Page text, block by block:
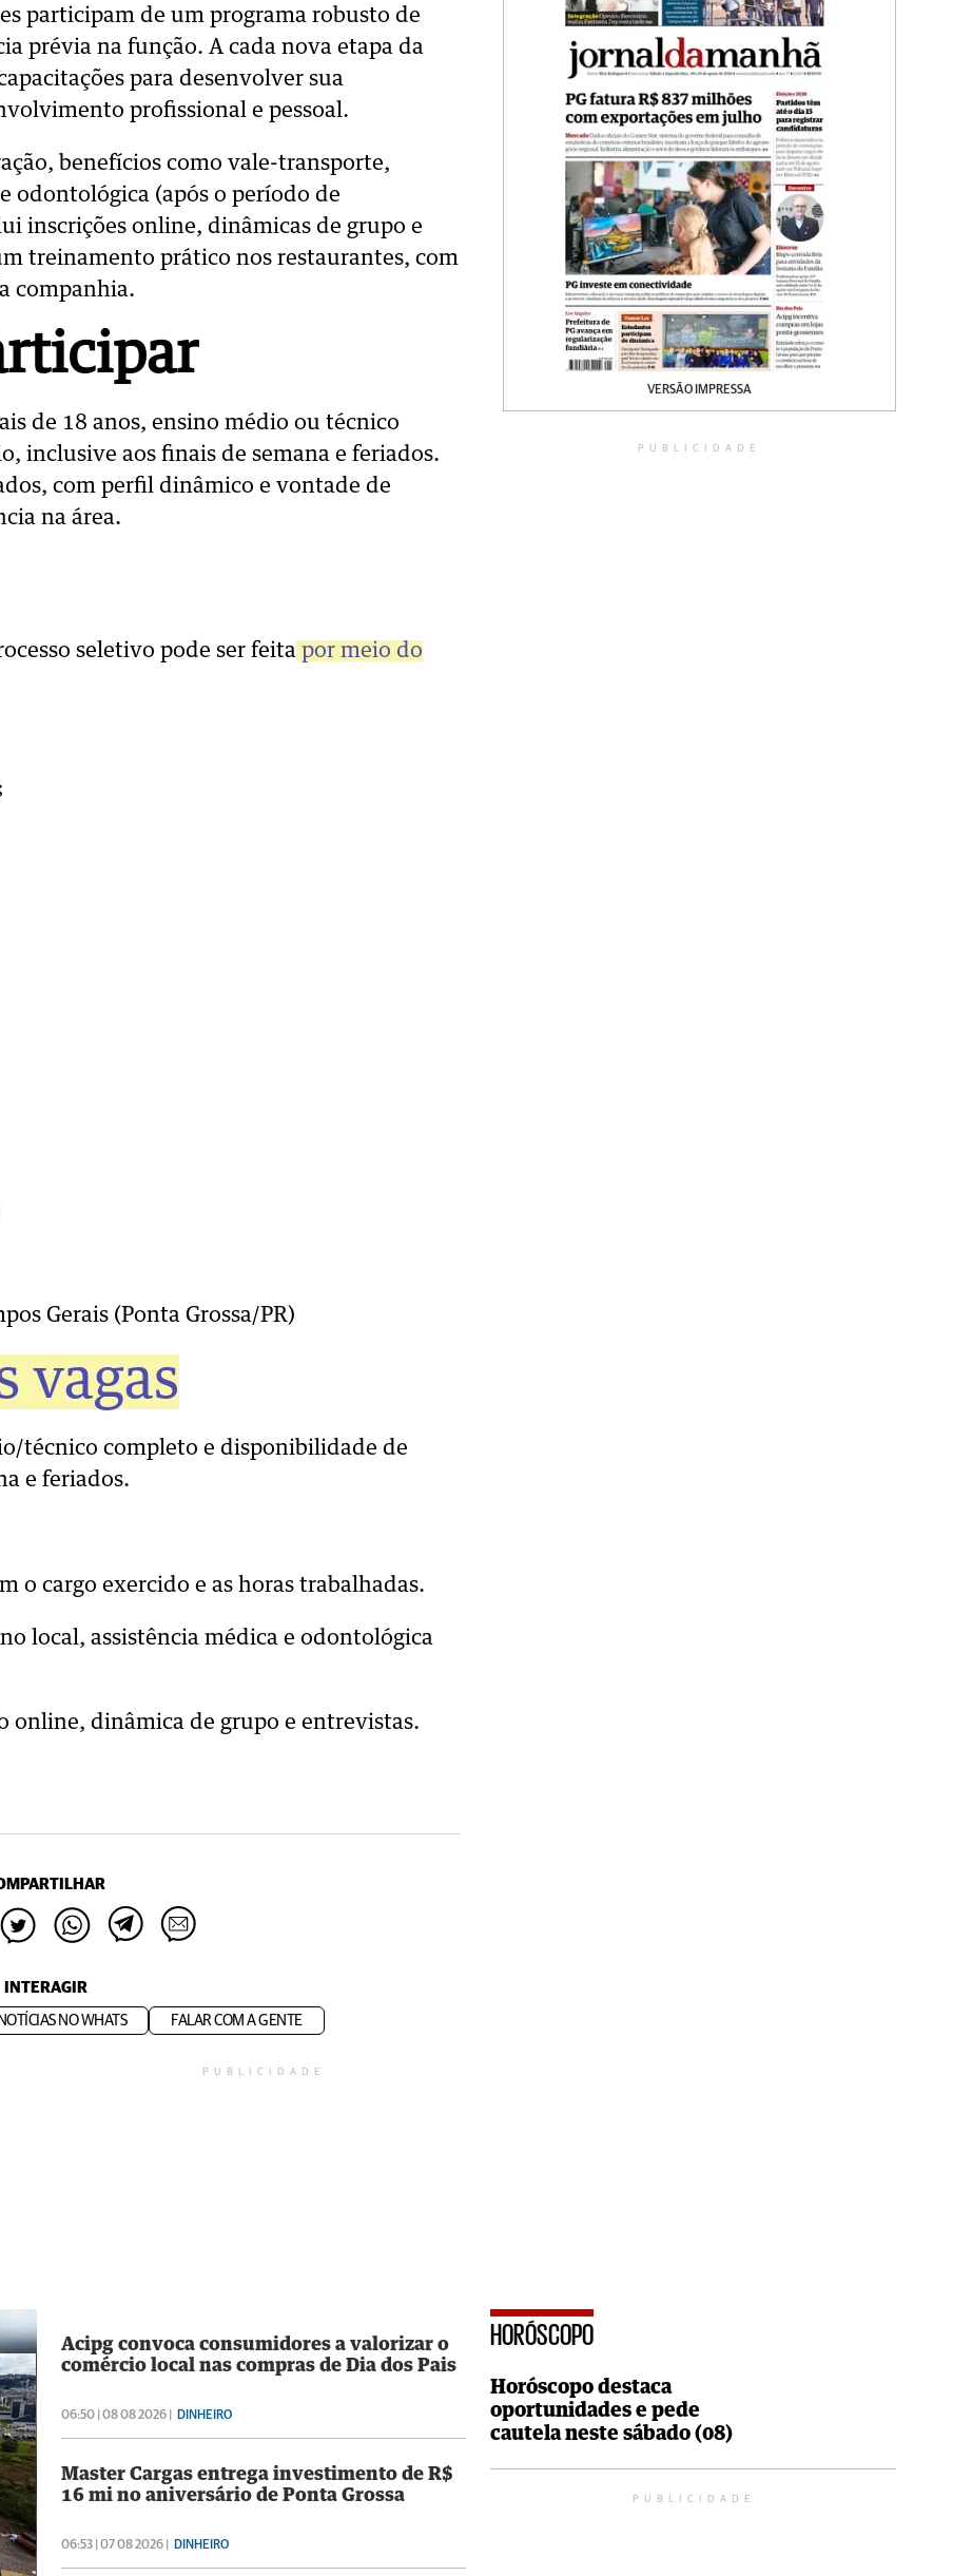
participam de um programa robusto de
prévia na função. A cada nova etapa da
para desenvolver sua
profissional e pessoal.
benefícios como vale-transporte,
odontológica (após o período de
inscrições online, dinâmicas de grupo e
treinamento prático nos restaurantes, com
companhia.
de 18 anos, ensino médio ou técnico
inclusive aos finais de semana e feriados.
com perfil dinâmico e vontade de
na área.
seletivo pode ser feita por meio do
Gerais (Ponta Grossa/PR)
vagas
técnico completo e disponibilidade de
e feriados.
o cargo exercido e as horas trabalhadas.
local, assistência médica e odontológica
online, dinâmica de grupo e entrevistas.
INTERAGIR
NO WHATS FALAR COM A GENTE
VERSÃO IMPRESSA
PUBLICIDADE
PUBLICIDADE
Acipg convoca consumidores a valorizar o
comércio local nas compras de Dia dos Pais
06:50 | 08 08 2026 | DINHEIRO
Master Cargas entrega investimento de R$
16 mi no aniversário de Ponta Grossa
06:53 | 07 08 2026 | DINHEIRO
HORÓSCOPO
Horóscopo destaca
oportunidades e pede
cautela neste sábado (08)
PUBLICIDADE